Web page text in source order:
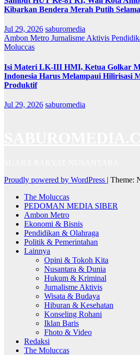
Kibarkan Bendera Merah Putih
Jul 29, 2026 saburomedia
Ambon Metro Jurnalisme Aktivis
Moluccas
Isi Materi LK-III HMI, Ketua Golkar
Indonesia Harus Melampaui Hilirisasi
Produktif
Jul 29, 2026 saburomedia
Proudly powered by WordPress | Theme:
The Moluccas
PEDOMAN MEDIA SIBER
Ambon Metro
Ekonomi & Bisnis
Pendidikan & Olahraga
Politik & Pemerintahan
Lainnya
Opini & Tokoh Kita
Nusantara & Dunia
Hukum & Kriminal
Jurnalisme Aktivis
Wisata & Budaya
Hiburan & Kesehatan
Konseling Rohani
Iklan Baris
Fhoto & Video
Redaksi
The Moluccas